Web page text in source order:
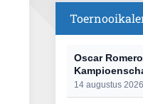
Oscar
14 augustus